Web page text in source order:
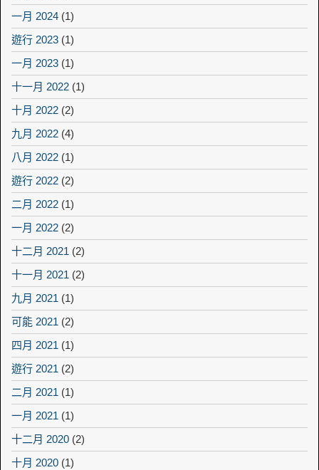
一月 2024 (1)
遊行 2023 (1)
一月 2023 (1)
十一月 2022 (1)
十月 2022 (2)
九月 2022 (4)
八月 2022 (1)
遊行 2022 (2)
二月 2022 (1)
一月 2022 (2)
十二月 2021 (2)
十一月 2021 (2)
九月 2021 (1)
可能 2021 (2)
四月 2021 (1)
遊行 2021 (2)
二月 2021 (1)
一月 2021 (1)
十二月 2020 (2)
十月 2020 (1)